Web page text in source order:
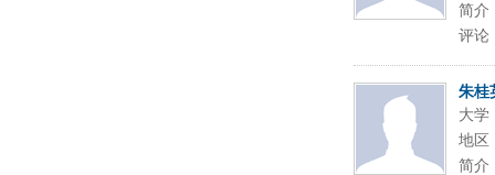
简介
评论
朱桂
大学
地区
简介